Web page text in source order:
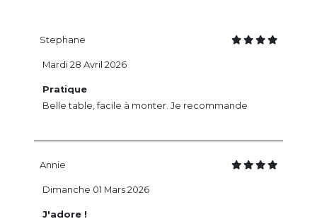
Stephane
Pratique
Belle table, facile à monter. Je recommande
Mardi 28 Avril 2026
Annie
J'adore !
Dimanche 01 Mars 2026